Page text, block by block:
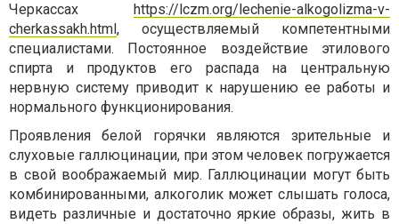
Черкассах https://lczm.org/lechenie-alkogolizma-v-
cherkassakh.html, осуществляемый компетентными
специалистами. Постоянное воздействие этилового
спирта и продуктов его распада на центральную
нервную систему приводит к нарушению ее работы и
нормального функционирования.
Проявления белой горячки являются зрительные и
слуховые галлюцинации, при этом человек погружается
в свой воображаемый мир. Галлюцинации могут быть
комбинированными, алкоголик может слышать голоса,
видеть различные и достаточно яркие образы, жить в